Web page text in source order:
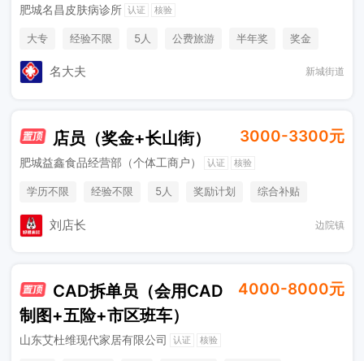
肥城名昌皮肤病诊所 认证 核验
大专 经验不限 5人 公费旅游 半年奖
奖金
综合补贴
名大夫 新城街道
店员（奖金+长山街） 3000-3300元
肥城益鑫食品经营部（个体工商户） 认证 核验
学历不限 经验不限 5人 奖励计划
综合补贴
休假制度
刘店长 边院镇
CAD拆单员（会用CAD
制图+五险+市区班车）
4000-8000元
山东艾杜维现代家居有限公司 认证 核验